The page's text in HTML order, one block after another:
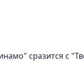
сразится с